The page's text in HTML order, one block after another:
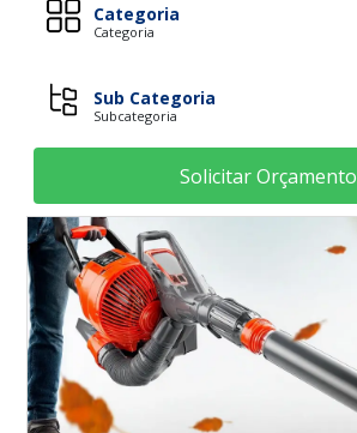
Categoria
Categoria
Sub Categoria
Subcategoria
Solicitar Orçamento